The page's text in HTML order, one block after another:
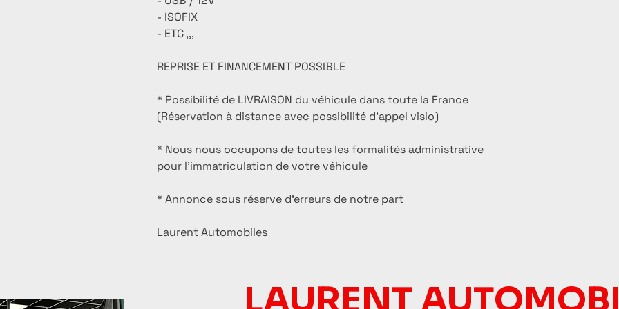
- ISOFIX
- ETC ,,,
REPRISE ET FINANCEMENT POSSIBLE
* Possibilité de LIVRAISON du véhicule dans toute la France
(Réservation à distance avec possibilité d'appel visio)
* Nous nous occupons de toutes les formalités administrative
pour l'immatriculation de votre véhicule
* Annonce sous réserve d'erreurs de notre part
Laurent Automobiles
LAURENT